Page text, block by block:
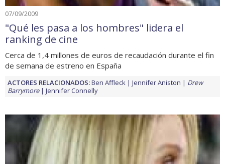
07/09/2009
"Qué les pasa a los hombres" lidera el
ranking de cine
Cerca de 1,4 millones de euros de recaudación durante el fin
de semana de estreno en España
ACTORES RELACIONADOS:Ben Affleck Jennifer Aniston
Drew
Barrymore
Jennifer Connelly